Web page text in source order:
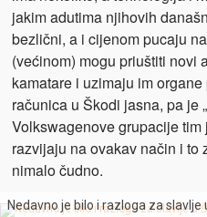
jakim adutima njihovih
bezlični, a i cijenom pucaju
(većinom) mogu priuštiti novi
kamatare i uzimaju im
računica u Škodi jasna, pa je
Volkswagenove grupacije
razvijaju na ovakav način i to
nimalo čudno.
Nedavno je bilo i razloga za slavlje